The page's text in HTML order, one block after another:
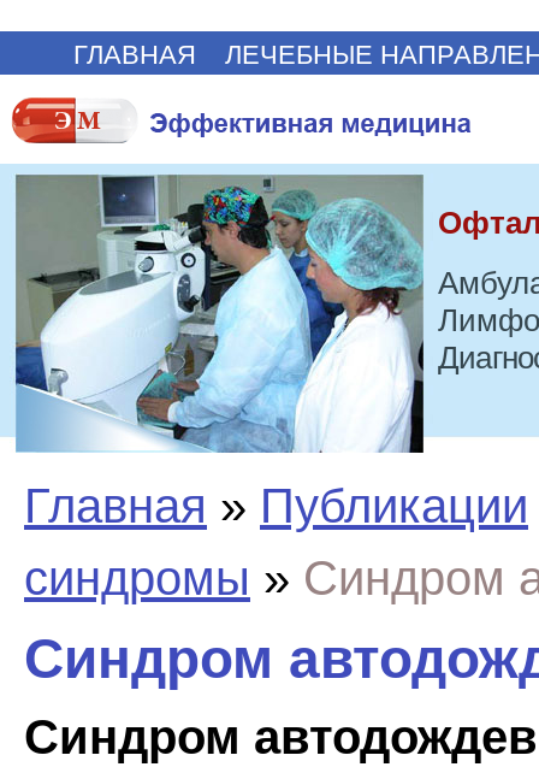
ГЛАВНАЯ ЛЕЧЕБНЫЕ
Главная » Публикации
синдромы » Синдром
Синдром
Синдром